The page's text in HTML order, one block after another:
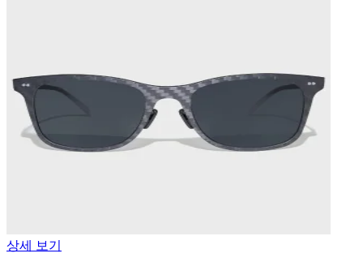
상세 보기